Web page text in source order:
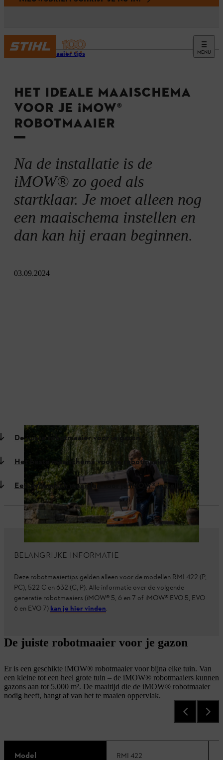
MENU
Robotmaaier tips
HET IDEALE MAAISCHEMA
VOOR JE ¡MOW®
ROBOTMAAIER
Na de installatie is de
iMOW® zo goed als
startklaar. Je moet alleen nog
een maaischema instellen en
dan kan hij eraan beginnen.
03.09.2024
De juiste robotmaaier voor je gazon
Het beste maaischema voor je robotmaaier
Een dynamisch maaiplan voor je iMOW® instellen
BELANGRIJKE INFORMATIE
Deze robotmaaiertips gelden alleen voor de modellen RMI 422 (P,
PC), 522 C en 632 (C, P). Alle informatie over de volgende
generatie robotmaaiers (iMOW® 5, 6 en 7 of iMOW® EVO 5, EVO
6 en EVO 7)kan je hier vinden.
De juiste robotmaaier voor je gazon
Er is een geschikte iMOW® robotmaaier voor bijna elke tuin. Van
een kleine tot een heel grote tuin – de iMOW® robotmaaiers kunnen
gazons aan tot 5.000 m². De maaitijd die de iMOW® robotmaaier
nodig heeft, hangt af van het te maaien oppervlak.
Model RMI 422